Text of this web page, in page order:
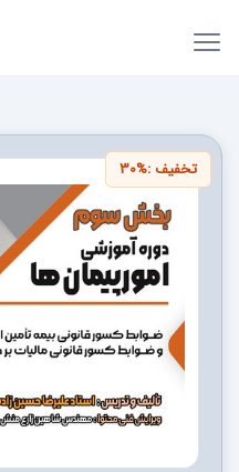
تخفیف :30%